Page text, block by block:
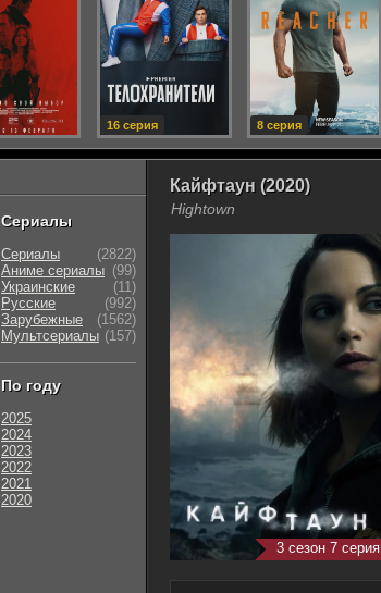
Кайфтаун (2020)
Hightown
3 сезон 7 серия
Сериалы
Сериалы
(2822)
Аниме сериалы (99)
Украинские
(11)
Русские
(992)
Зарубежные
(1562)
Мультсериалы (157)
По году
2025
2024
2023
2022
2021
2020
16 серия 8 серия